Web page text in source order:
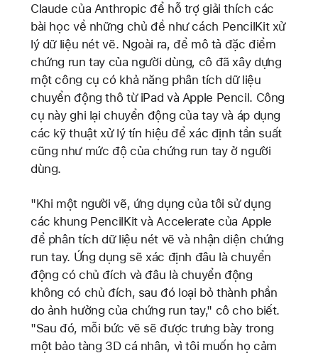
Claude của Anthropic để hỗ trợ giải thích các
bài học về những chủ đề như cách PencilKit xử
lý dữ liệu nét vẽ. Ngoài ra, để mô tả đặc điểm
chứng run tay của người dùng, cô đã xây dựng
một công cụ có khả năng phân tích dữ liệu
chuyển động thô từ iPad và Apple Pencil. Công
cụ này ghi lại chuyển động của tay và áp dụng
các kỹ thuật xử lý tín hiệu để xác định tần suất
cũng như mức độ của chứng run tay ở người
dùng.
"Khi một người vẽ, ứng dụng của tôi sử dụng
các khung PencilKit và Accelerate của Apple
để phân tích dữ liệu nét vẽ và nhận diện chứng
run tay. Ứng dụng sẽ xác định đâu là chuyển
động có chủ đích và đâu là chuyển động
không có chủ đích, sau đó loại bỏ thành phần
do ảnh hưởng của chứng run tay," cô cho biết.
"Sau đó, mỗi bức vẽ sẽ được trưng bày trong
một bảo tàng 3D cá nhân, vì tôi muốn họ cảm